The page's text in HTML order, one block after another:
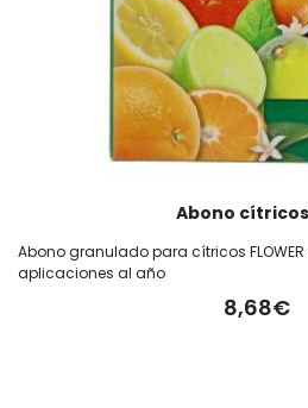
Abono cítricos
Abono granulado para cítricos
aplicaciones al año
8,68€